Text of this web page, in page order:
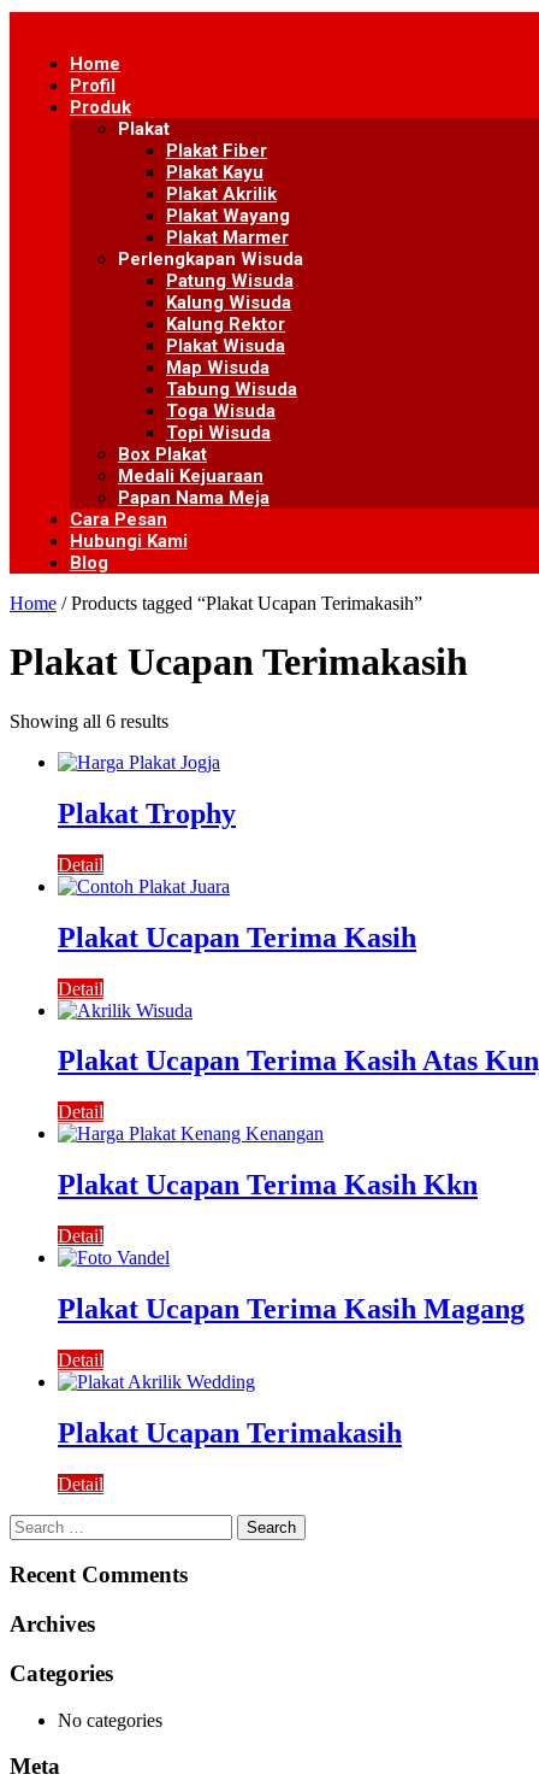
content
Home
Profil
Produk
Plakat
Plakat Fiber
Plakat Kayu
Plakat Akrilik
Plakat Wayang
Plakat Marmer
Perlengkapan Wisuda
Patung Wisuda
Kalung Wisuda
Kalung Rektor
Plakat Wisuda
Map Wisuda
Tabung Wisuda
Toga Wisuda
Topi Wisuda
Box Plakat
Medali Kejuaraan
Papan Nama Meja
Cara Pesan
Hubungi Kami
Blog
Home / Products tagged “Plakat Ucapan Terimakasih”
Plakat Ucapan Terimakasih
Showing all 6 results
Plakat Trophy
Detail
Plakat Ucapan Terima Kasih
Detail
Plakat Ucapan Terima Kasih Atas
Detail
Plakat Ucapan Terima Kasih Kkn
Detail
Plakat Ucapan Terima Kasih Magang
Detail
Plakat Ucapan Terimakasih
Detail
Search
for:
Recent Comments
Archives
Categories
No categories
Meta